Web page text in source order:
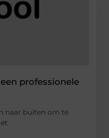
professionele
naar buiten om te